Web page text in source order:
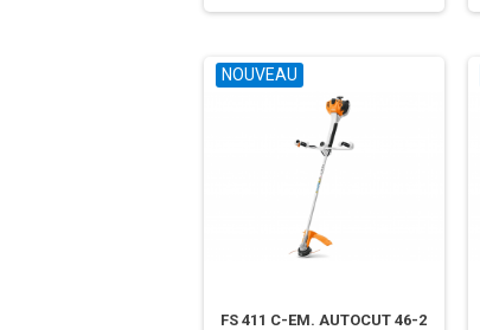
NOUVEAU
FS 411 C-EM. AUTOCUT 46-2